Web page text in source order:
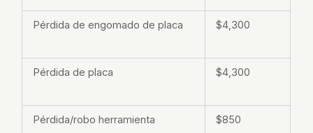
Pérdida de engomado de placa $4,300
Pérdida de placa $4,300
Pérdida/robo herramienta $850